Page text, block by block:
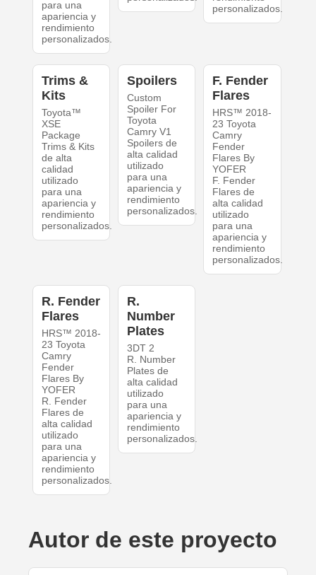
para una
apariencia y
rendimiento
personalizados.
personalizados.
Trims &
Kits
Toyota™
XSE
Package
Trims & Kits
de alta
calidad
utilizado
para una
apariencia y
rendimiento
personalizados.
Spoilers
Custom
Spoiler For
Toyota
Camry V1
Spoilers de
alta calidad
utilizado
para una
apariencia y
rendimiento
personalizados.
F. Fender
Flares
HRS™ 2018-
23 Toyota
Camry
Fender
Flares By
YOFER
F. Fender
Flares de
alta calidad
utilizado
para una
apariencia y
rendimiento
personalizados.
R. Fender
Flares
HRS™ 2018-
23 Toyota
Camry
Fender
Flares By
YOFER
R. Fender
Flares de
alta calidad
utilizado
para una
apariencia y
rendimiento
personalizados.
R.
Number
Plates
3DT 2
R. Number
Plates de
alta calidad
utilizado
para una
apariencia y
rendimiento
personalizados.
Autor de este proyecto